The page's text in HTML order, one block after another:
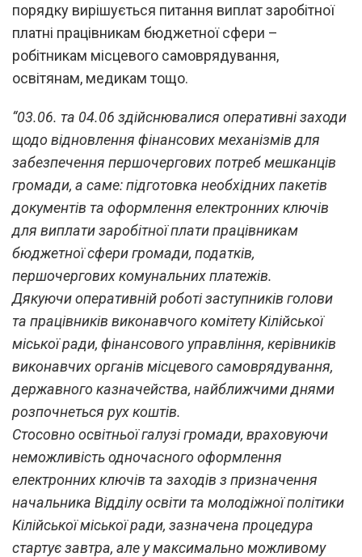
порядку вирішується питання виплат заробітної
платні працівникам бюджетної сфери –
робітникам місцевого самоврядування,
освітянам, медикам тощо.
“03.06. та 04.06 здійснювалися оперативні заходи
щодо відновлення фінансових механізмів для
забезпечення першочергових потреб мешканців
громади, а саме: підготовка необхідних пакетів
документів та оформлення електронних ключів
для виплати заробітної плати працівникам
бюджетної сфери громади, податків,
першочергових комунальних платежів.
Дякуючи оперативній роботі заступників голови
та працівників виконавчого комітету Кілійської
міської ради, фінансового управління, керівників
виконавчих органів місцевого самоврядування,
державного казначейства, найближчими днями
розпочнеться рух коштів.
Стосовно освітньої галузі громади, враховуючи
неможливість одночасного оформлення
електронних ключів та заходів з призначення
начальника Відділу освіти та молодіжної політики
Кілійської міської ради, зазначена процедура
стартує завтра, але у максимально можливому